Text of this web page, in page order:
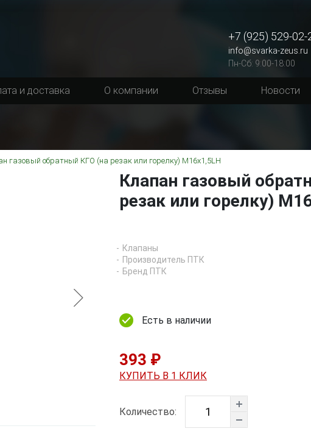
+7 (925) 529-02-
info@svarka-zeus.ru
Пн-Сб: 9:00-18:00
и доставка О компании Отзывы Новости
газовый обратный КГО (на резак или горелку) М16х1,5LH
Клапан газовый
резак или горелку)
Клапаны
Производитель ПТК
Бренд ПТК
Есть в наличии
393 ₽
КУПИТЬ В 1 КЛИК
Количество: